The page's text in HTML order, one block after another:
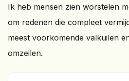
Ik heb mensen zien worstelen
om redenen die compleet
meest voorkomende valkuilen
omzeilen.